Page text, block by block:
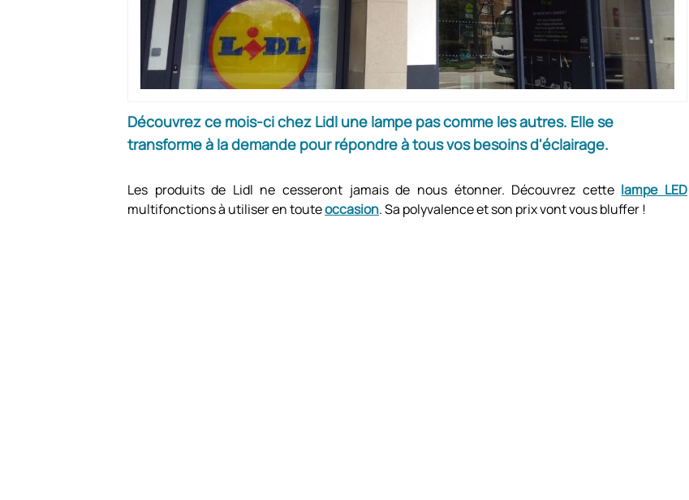
Découvrez ce mois-ci chez Lidl une lampe pas comme les autres. Elle se
transforme à la demande pour répondre à tous vos besoins d'éclairage.
Les produits de Lidl ne cesseront jamais de nous étonner. Découvrez cette lampe LED
multifonctions à utiliser en touteoccasion. Sa polyvalence et son prix vont vous bluffer !